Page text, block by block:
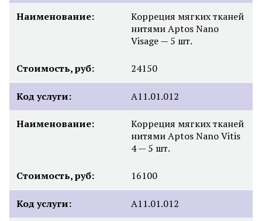
Наименование:
Корреция мягких тканей
нитями Aptos Nano
Visage — 5 шт.
Стоимость, руб: 24150
Код услуги: A11.01.012
Наименование:
Корреция мягких тканей
нитями Aptos Nano Vitis
4 — 5 шт.
Стоимость, руб: 16100
Код услуги: A11.01.012